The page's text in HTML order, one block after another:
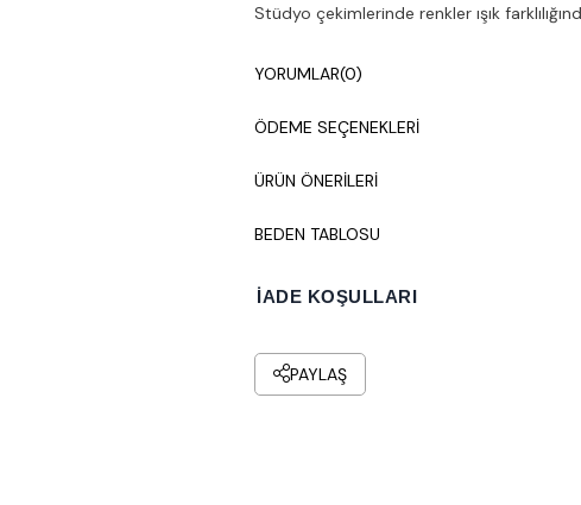
Stüdyo çekimlerinde renkler ışık
YORUMLAR(0)
ÖDEME SEÇENEKLERI
ÜRÜN ÖNERILERI
BEDEN TABLOSU
İADE KOŞULLARI
PAYLAŞ